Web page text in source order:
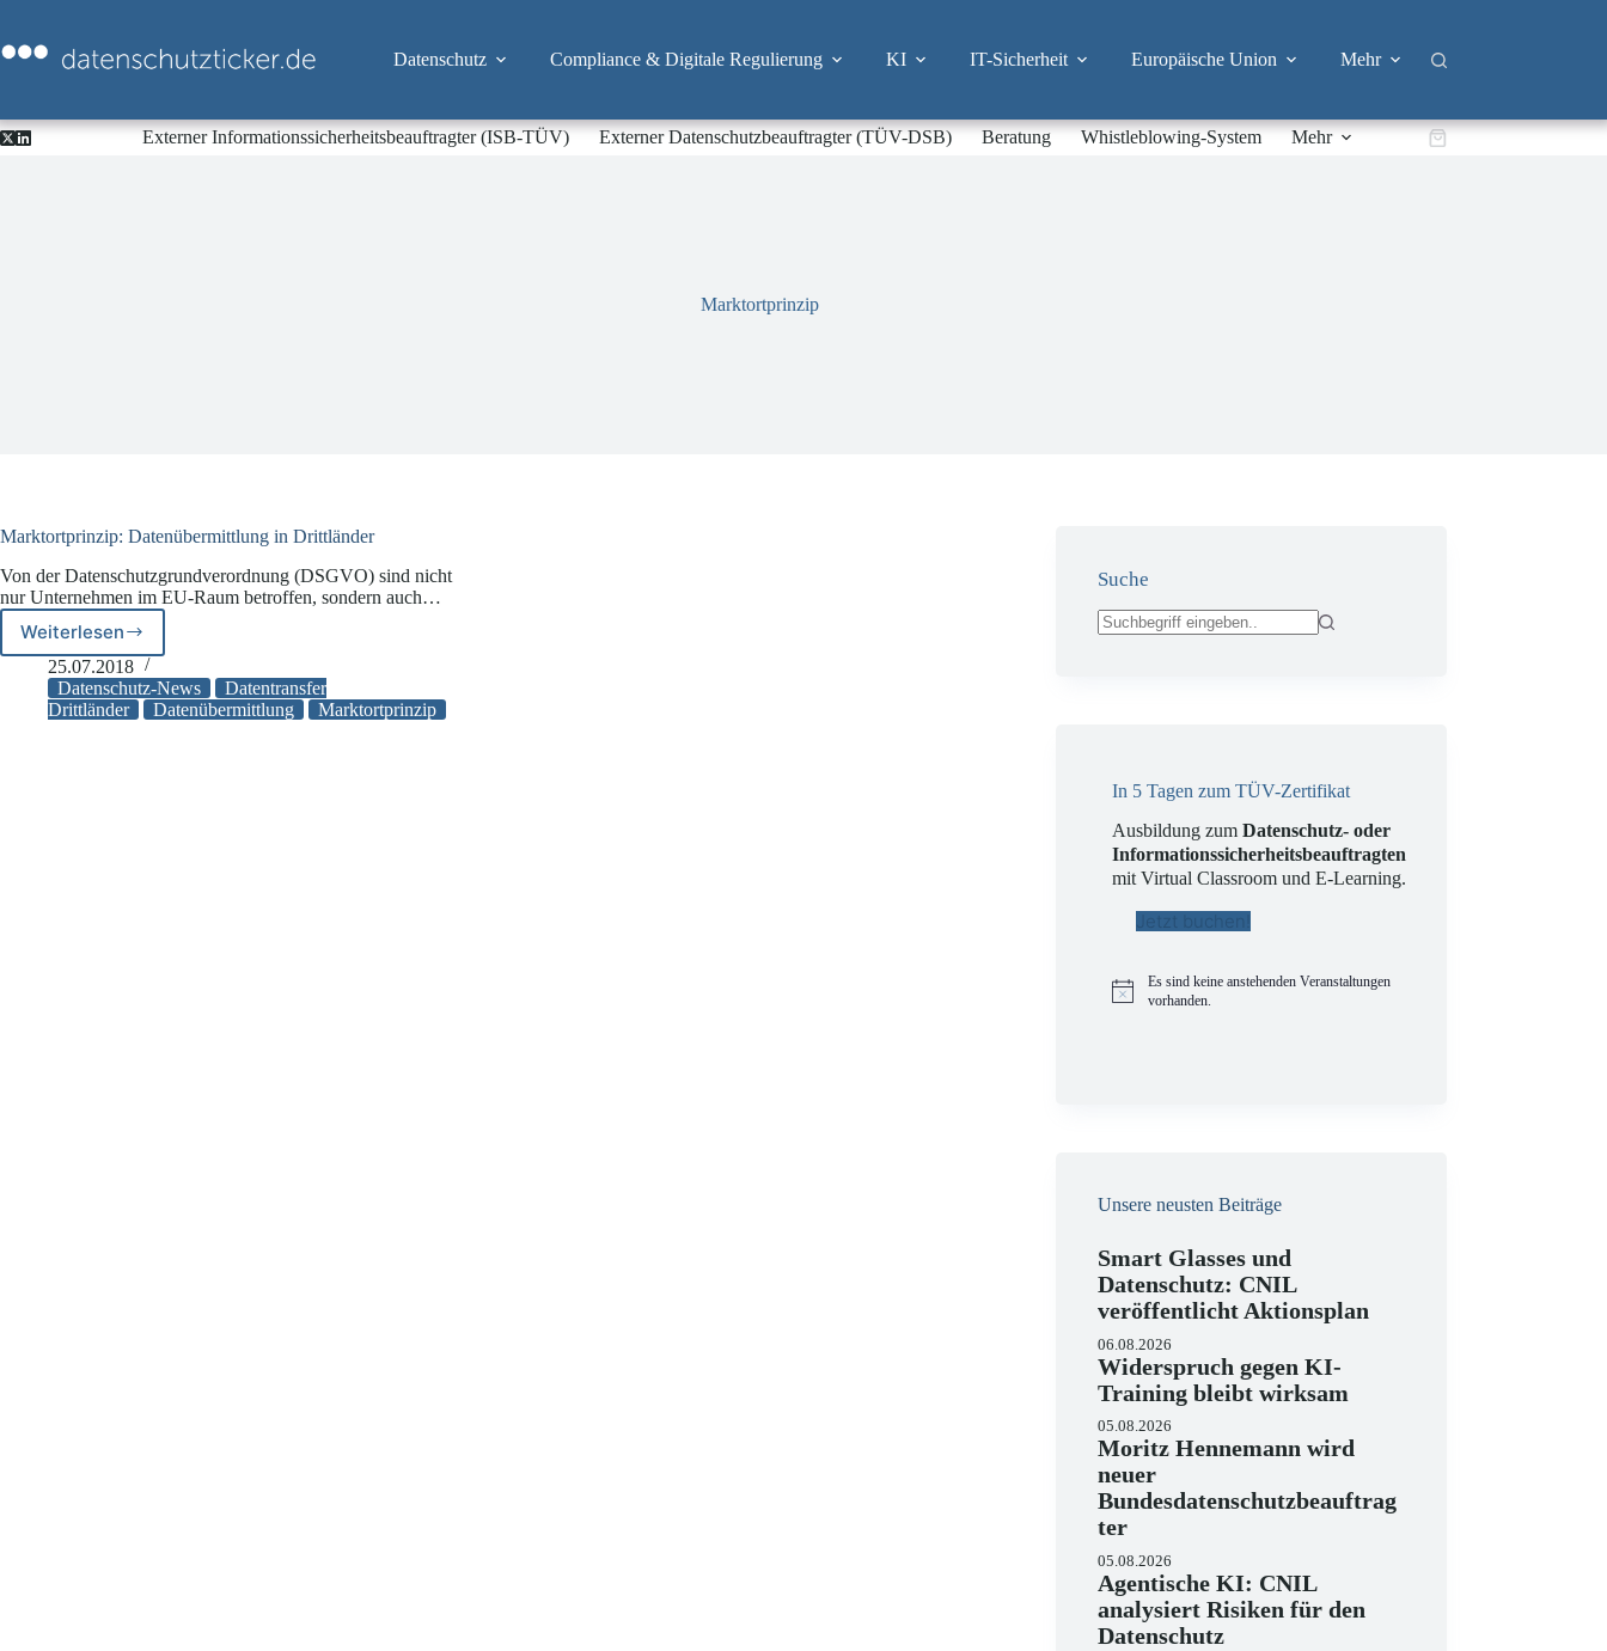
springen
Datenschutz Compliance & Digitale Regulierung KI IT-Sicherheit Europäische Union Mehr
Externer Informationssicherheitsbeauftragter (ISB-TÜV) Externer Datenschutzbeauftragter (TÜV-DSB) Beratung Whistleblowing-System Mehr Warenkorb
Marktortprinzip
Marktortprinzip: Datenübermittlung in Drittländer
Von der Datenschutzgrundverordnung (DSGVO) sind nicht
nur Unternehmen im EU-Raum betroffen, sondern auch…
WeiterlesenMarktortprinzip:
Datenübermittlung
in
Drittländer
25.07.2018
Datenschutz-News
Datentransfer
Drittländer
Datenübermittlung Marktortprinzip
Suche
In 5 Tagen zum TÜV-Zertifikat
Ausbildung zumDatenschutz- oder
Informationssicherheitsbeauftragten
mit Virtual Classroom und E-Learning.
Jetzt buchen!
H
Es sind keine anstehenden Veranstaltungen
vorhanden.
Unsere neusten Beiträge
Smart Glasses und
Datenschutz: CNIL
veröffentlicht Aktionsplan
06.08.2026
Widerspruch gegen KI-
Training bleibt wirksam
05.08.2026
Moritz Hennemann wird
neuer
Bundesdatenschutzbeauftrag
ter
05.08.2026
Agentische KI: CNIL
analysiert Risiken für den
Datenschutz